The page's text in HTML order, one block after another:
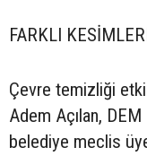
FARKLI
Çevre temizliği
Adem Açılan,
belediye meclis